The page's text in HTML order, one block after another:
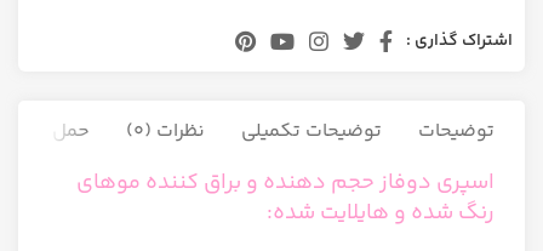
اشتراک گذاری :
توضیحات توضیحات تکمیلی نظرات (0) حمل و نقل
اسپری دوفاز حجم دهنده و براق کننده موهای
رنگ شده و هایلایت شده: